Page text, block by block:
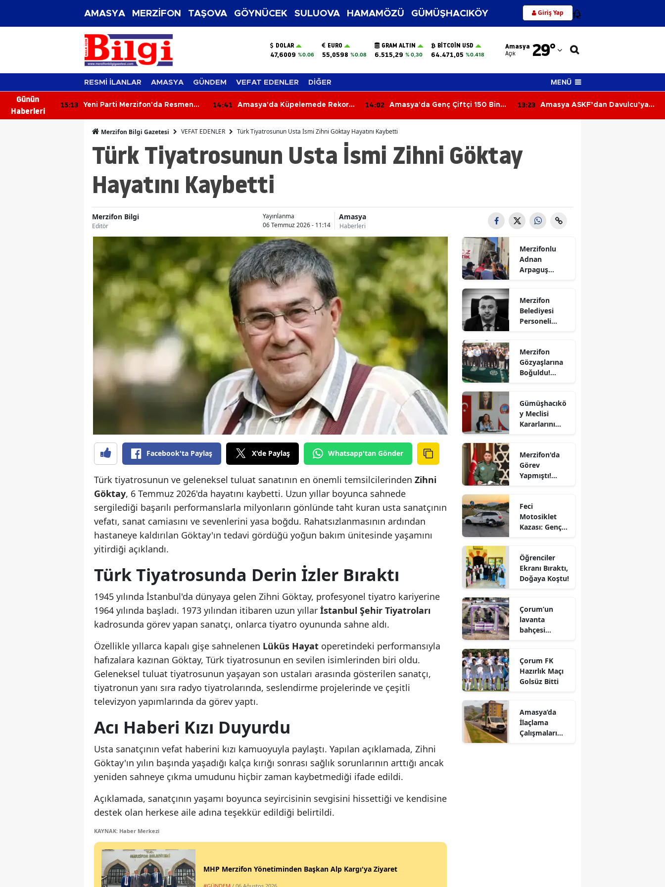
AMASYA MERZİFON TAŞOVA GÖYNÜCEK SULUOVA HAMAMÖZÜ GÜMÜŞHACIKÖY Giriş Yap 12
DOLAR
47,6009 %0.06
EURO
55,0598 %0.08
GRAM ALTIN
6.515,29 % 0,30
BITCOIN USD
64.471,05 %0.418
Amasya
Açık 29°
Adana
Adıyaman
Ağrı
Amasya
Antalya
Artvin
Balıkesir
Bilecik
Bingöl
Bitlis
Burdur
Çanakkale
Çankırı
Denizli
Edirne
Elazığ
Erzurum
Gaziantep
Giresun
Hakkari
Isparta
Mersin
İzmir
Kars
RESMİ İLANLAR AMASYA GÜNDEM VEFAT EDENLER DİĞER MENÜ
Günün
Haberleri
15:13
Yeni Parti Merzifon'da Resmen
14:41
Amasya'da Küpelemede Rekor
14:02
Amasya'da Genç Çiftçi 150 Bin
13:23
Amasya ASKF’dan Davulcu’ya
Merzifon Bilgi Gazetesi VEFAT EDENLER Türk Tiyatrosunun Usta İsmi Zihni Göktay Hayatını Kaybetti
Türk Tiyatrosunun Usta İsmi Zihni Göktay
Hayatını Kaybetti
Merzifon Bilgi
Editör
Yayınlanma
06 Temmuz 2026 - 11:14
Amasya
Haberleri
Facebook'ta Paylaş X'de Paylaş Whatsapp'tan Gönder
Türk tiyatrosunun ve geleneksel tuluat sanatının en önemli temsilcilerinden Zihni
Göktay, 6 Temmuz 2026'da hayatını kaybetti. Uzun yıllar boyunca sahnede
sergilediği başarılı performanslarla milyonların gönlünde taht kuran usta sanatçının
vefatı, sanat camiasını ve sevenlerini yasa boğdu. Rahatsızlanmasının ardından
hastaneye kaldırılan Göktay'ın tedavi gördüğü yoğun bakım ünitesinde yaşamını
yitirdiği açıklandı.
Türk Tiyatrosunda Derin İzler Bıraktı
1945 yılında İstanbul'da dünyaya gelen Zihni Göktay, profesyonel tiyatro kariyerine
1964 yılında başladı. 1973 yılından itibaren uzun yıllar İstanbul Şehir Tiyatroları
kadrosunda görev yapan sanatçı, onlarca tiyatro oyununda sahne aldı.
Özellikle yıllarca kapalı gişe sahnelenen Lüküs Hayat operetindeki performansıyla
hafızalara kazınan Göktay, Türk tiyatrosunun en sevilen isimlerinden biri oldu.
Geleneksel tuluat tiyatrosunun yaşayan son ustaları arasında gösterilen sanatçı,
tiyatronun yanı sıra radyo tiyatrolarında, seslendirme projelerinde ve çeşitli
televizyon yapımlarında da görev yaptı.
Acı Haberi Kızı Duyurdu
Usta sanatçının vefat haberini kızı kamuoyuyla paylaştı. Yapılan açıklamada, Zihni
Göktay'ın yılın başında yaşadığı kalça kırığı sonrası sağlık sorunlarının arttığı ancak
yeniden sahneye çıkma umudunu hiçbir zaman kaybetmediği ifade edildi.
Açıklamada, sanatçının yaşamı boyunca seyircisinin sevgisini hissettiği ve kendisine
destek olan herkese aile adına teşekkür edildiği belirtildi.
KAYNAK: Haber Merkezi
MHP Merzifon Yönetiminden Başkan Alp Kargı'ya Ziyaret
Merzifonlu
Adnan
Arpaguş
Hayatını
Kaybetti
Merzifon
Belediyesi
Personeli
Hayatını
Kaybetti
Merzifon
Gözyaşlarına
Boğuldu!
Son
Yolculuğuna
Uğurlandı
Gümüşhacıkö
y Meclisi
Kararlarını
Merzifon'da
Görev
Yapmıştı!
Emekliliğe
Sevk Edildi
Feci
Motosiklet
Kazası: Genç
Kaybetti
Öğrenciler
Ekranı Bıraktı,
Doğaya Koştu!
Çorum’un
lavanta
bahçesi
Çorum FK
Hazırlık Maçı
Golsüz Bitti
Amasya’da
İlaçlama
Çalışmaları